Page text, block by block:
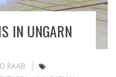
IN UNGARN
RAAB